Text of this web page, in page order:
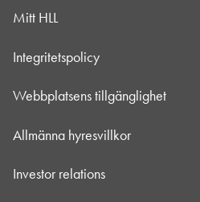
Mitt HLL
Integritetspolicy
Webbplatsens tillgänglighet
Allmänna hyresvillkor
Investor relations